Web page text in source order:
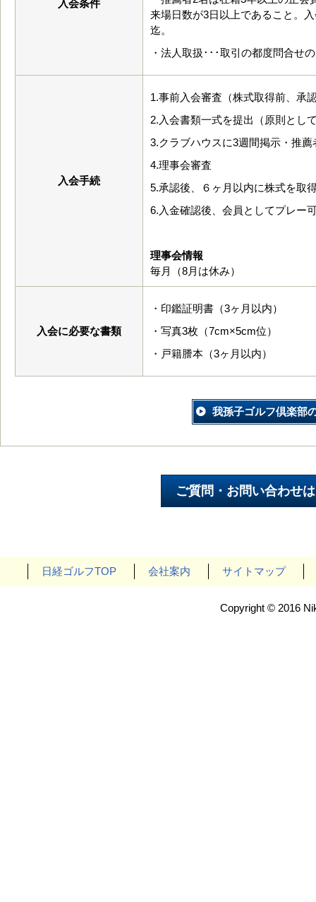
入会条件
来場日数が3日以上であること。
迄。
・法人取扱･･･取引の都度問合せ
入会手続
1.事前入会審査（株式取得前、承
2.入会書類一式を提出（原則とし
3.クラブハウスに3週間掲示・推
4.理事会審査
5.承認後、６ヶ月以内に株式を取
6.入金確認後、会員としてプレー
理事会情報
毎月（8月は休み）
入会に必要な書類
・印鑑証明書（3ヶ月以内）
・写真3枚（7cm×5cm位）
・戸籍謄本（3ヶ月以内）
我孫子ゴルフ倶楽部
日経ゴルフTOP 会社案内 サイトマップ
Copyright © 2016